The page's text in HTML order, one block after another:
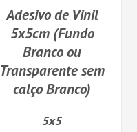
Adesivo de Vinil
5x5cm (Fundo
Branco ou
Transparente sem
calço Branco)
5x5